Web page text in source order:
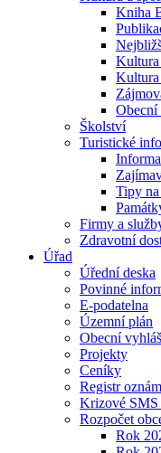
Kniha
Kultura
Obecní
Školství
Turistické
Tipy
Firmy a
Zdravotní
Úřad
Úřední deska
Povinné
E-podatelna
Územní plán
Obecní
Projekty
Ceníky
Registr
Krizové SMS
Rozpočet
Rok